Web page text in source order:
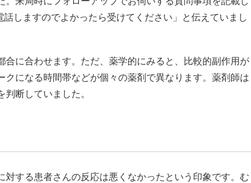
しますのでよかったら受けてください」と伝えていまし
に合わせます。ただ、薬学的にみると、比較的副作用が
になる時間帯などが個々の薬剤で異なります。薬剤師は
断していました。
する患者さんの反応は悪くなかったという印象です。む